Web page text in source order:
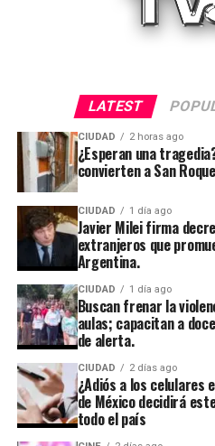
LATEST
CIUDAD 2 horas ago
¿Esperan una
convierten a San
CIUDAD 1 día ago
Javier Milei firma
extranjeros que
Argentina.
CIUDAD 1 día ago
Buscan frenar la
aulas; capacitan a
de alerta.
CIUDAD 2 días ago
¿Adiós a los celulares
de México decidirá
todo el país